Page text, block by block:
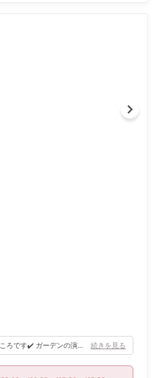
ガーデンが披露宴会場よりも 広いところです✔️ ガーデンの演出をすることが可能‼︎ 私はナイトウエディングだったので 花火の演出とデザートビュッフェをしました❤︎ 続きを見る